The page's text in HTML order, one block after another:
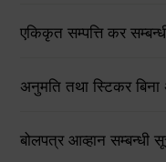
एकिकृत सम्पत्ति कर
अनुमति तथा स्टिकर
बोलपत्र आव्हान